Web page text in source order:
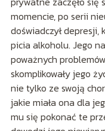
momencie, po serii
doświadczył depresji,
picia alkoholu. Jego
poważnych
skomplikowały jego
nie tylko ze swoją
jakie miała ona dla
mu się pokonać te